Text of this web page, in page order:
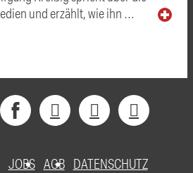
und erzählt, wie ihn …
JOBS AGB DATENSCHUTZ